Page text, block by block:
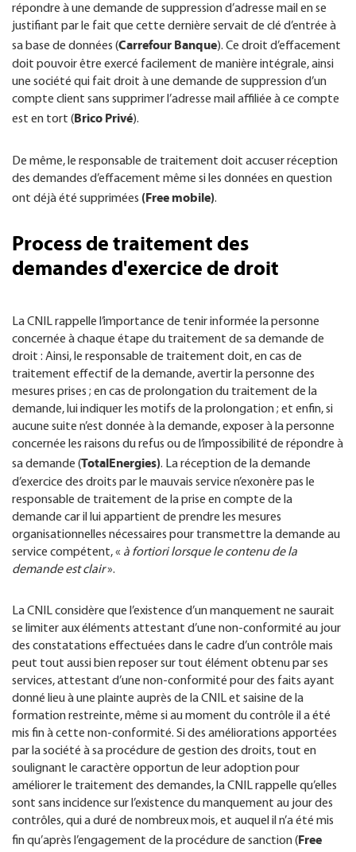
répondre à une demande de suppression d’adresse mail en se
justifiant par le fait que cette dernière servait de clé d’entrée à
sa base de données (Carrefour Banque). Ce droit d’effacement
doit pouvoir être exercé facilement de manière intégrale, ainsi
une société qui fait droit à une demande de suppression d’un
compte client sans supprimer l’adresse mail affiliée à ce compte
est en tort (Brico Privé).
De même, le responsable de traitement doit accuser réception
des demandes d’effacement même si les données en question
ont déjà été supprimées (Free mobile).
Process de traitement des
demandes d'exercice de droit
La CNIL rappelle l’importance de tenir informée la personne
concernée à chaque étape du traitement de sa demande de
droit : Ainsi, le responsable de traitement doit, en cas de
traitement effectif de la demande, avertir la personne des
mesures prises ; en cas de prolongation du traitement de la
demande, lui indiquer les motifs de la prolongation ; et enfin, si
aucune suite n’est donnée à la demande, exposer à la personne
concernée les raisons du refus ou de l’impossibilité de répondre à
sa demande (TotalEnergies). La réception de la demande
d’exercice des droits par le mauvais service n’exonère pas le
responsable de traitement de la prise en compte de la
demande car il lui appartient de prendre les mesures
organisationnelles nécessaires pour transmettre la demande au
service compétent, « à fortiori lorsque le contenu de la
demande est clair».
La CNIL considère que l’existence d’un manquement ne saurait
se limiter aux éléments attestant d’une non-conformité au jour
des constatations effectuées dans le cadre d’un contrôle mais
peut tout aussi bien reposer sur tout élément obtenu par ses
services, attestant d’une non-conformité pour des faits ayant
donné lieu à une plainte auprès de la CNIL et saisine de la
formation restreinte, même si au moment du contrôle il a été
mis fin à cette non-conformité. Si des améliorations apportées
par la société à sa procédure de gestion des droits, tout en
soulignant le caractère opportun de leur adoption pour
améliorer le traitement des demandes, la CNIL rappelle qu’elles
sont sans incidence sur l’existence du manquement au jour des
contrôles, qui a duré de nombreux mois, et auquel il n’a été mis
fin qu’après l’engagement de la procédure de sanction (Free